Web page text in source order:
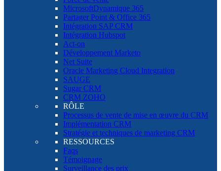
MicrosoftDynamique 365
Partager Point & Office 365
Intégration SAP CRM
Intégration Hubspot
Act-on
Développement Marketo
Net Suite
Oracle Marketing Cloud Integration
SAUGE
Sugar CRM
CRM ZOHO
RÔLE
Processus de vente de mise en œuvre du CRM
Implémentation CRM
Stratégie et techniques de marketing CRM
RESSOURCES
Faqs
Témoignage
Surveillance des prix